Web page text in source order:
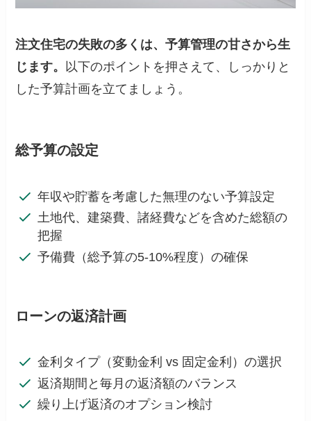
注文住宅の失敗の多くは、予算管理の甘さから生
じます。
以下のポイントを押さえて、しっかりと
した予算計画を立てましょう。
総予算の設定
年収や貯蓄を考慮した無理のない予算設定
土地代、建築費、諸経費などを含めた総額の
把握
予備費（総予算の5-10%程度）の確保
ローンの返済計画
金利タイプ（変動金利 vs 固定金利）の選択
返済期間と毎月の返済額のバランス
繰り上げ返済のオプション検討